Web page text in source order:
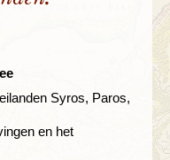
Syros, Paros,
en het